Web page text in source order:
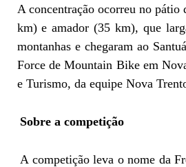
A concentração ocorreu no
km) e amador (35 km), que
montanhas e chegaram ao
Force de Mountain Bike em
e Turismo, da equipe Nova
Sobre a competição
A competição leva o nome da